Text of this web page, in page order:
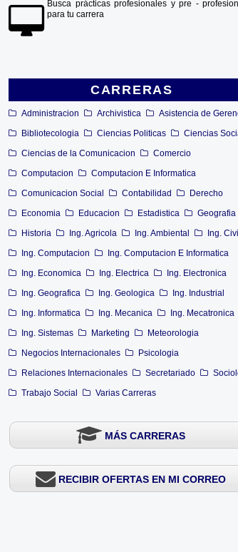
Busca prácticas profesionales y pre -
para tu carrera
CARRERAS
Administracion Archivistica
Asistencia de
Bibliotecologia
Ciencias Politicas
Ciencias
Ciencias de la Comunicacion
Comercio
Computacion
Computacion E Informatica
Comunicacion Social
Contabilidad
Derecho
Economia
Educacion Estadistica
Geografia
Historia
Ing. Agricola Ing. Ambiental
Ing. Civil
Ing. Computacion
Ing. Computacion E Informatica
Ing. Economica
Ing. Electrica
Ing. Electronica
Ing. Geografica
Ing. Geologica
Ing. Industrial
Ing. Informatica
Ing. Mecanica
Ing. Mecatronica
Ing. Sistemas
Marketing
Meteorologia
Negocios Internacionales
Psicologia
Relaciones Internacionales
Secretariado
Trabajo Social
Varias Carreras
MÁS CARRERAS
RECIBIR OFERTAS EN MI CORREO